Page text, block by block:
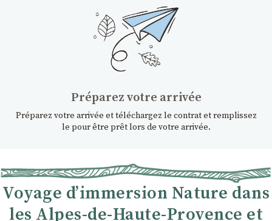
Préparez votre arrivée
Préparez votre arrivée et téléchargez le contrat et remplissez
le pour être prêt lors de votre arrivée.
Voyage d’immersion Nature dans
les Alpes-de-Haute-Provence et